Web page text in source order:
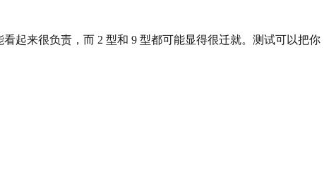
起来很负责，而 2 型和 9 型都可能显得很迁就。测试可以把你